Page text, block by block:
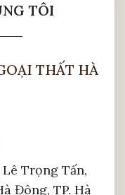
TÔI
THẤT HÀ
Trọng Tấn,
Đông, TP. Hà